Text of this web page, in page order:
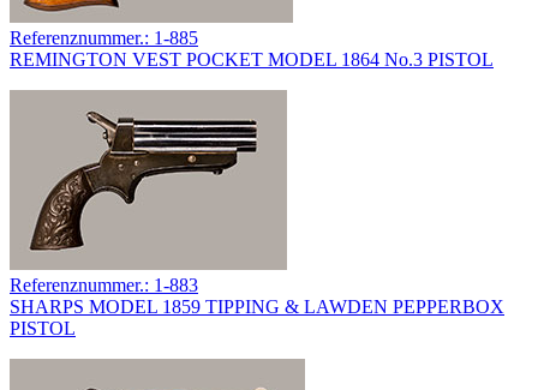
Referenznummer.: 1-885
REMINGTON VEST POCKET MODEL 1864 No.3 PISTOL
Referenznummer.: 1-883
SHARPS MODEL 1859 TIPPING & LAWDEN PEPPERBOX
PISTOL